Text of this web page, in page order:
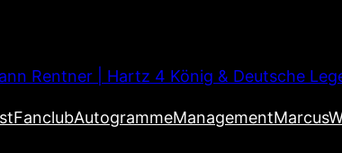
Rentner | Hartz 4 König & Deutsche
FanclubAutogrammeManagement